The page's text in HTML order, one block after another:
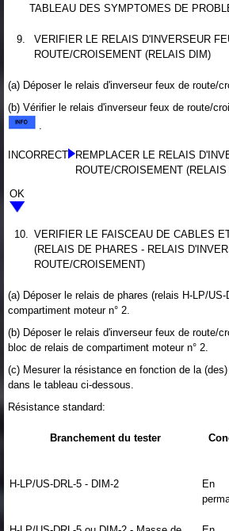
TABLEAU DES SYMPTOMES DE
9.
VERIFIER LE RELAIS D'INVERSEUR
ROUTE/CROISEMENT (RELAIS DIM)
(a) Déposer le relais d'inverseur feux de route/
(b) Vérifier le relais d'inverseur feux de route/
INCORRECT
REMPLACER LE RELAIS
ROUTE/CROISEMENT
OK
10.
VERIFIER LE FAISCEAU DE CABLES
(RELAIS DE PHARES - RELAIS
ROUTE/CROISEMENT)
(a) Déposer le relais de phares (relais H-LP/
compartiment moteur n° 2.
(b) Déposer le relais d'inverseur feux de route/
bloc de relais de compartiment moteur n° 2.
(c) Mesurer la résistance en fonction de la
dans le tableau ci-dessous.
Résistance standard:
Branchement du tester
H-LP/US-DRL-5 - DIM-2
En